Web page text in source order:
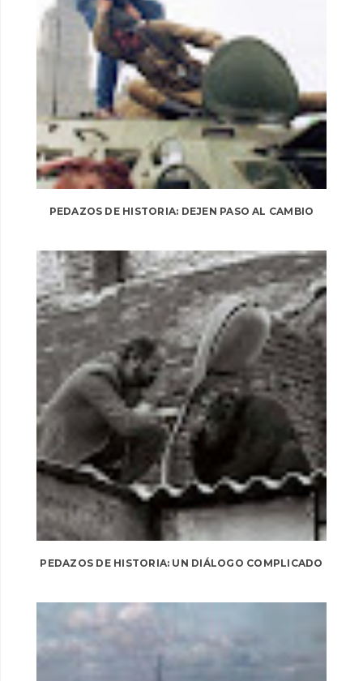
PEDAZOS DE HISTORIA: DEJEN PASO AL CAMBIO
PEDAZOS DE HISTORIA: UN DIÁLOGO COMPLICADO